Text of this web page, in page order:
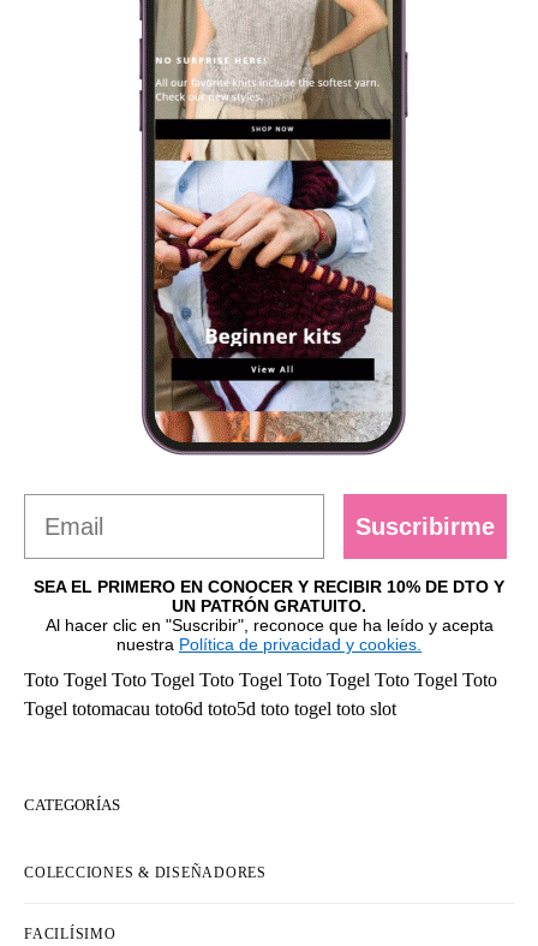
Suscribirme
SEA EL PRIMERO EN CONOCER Y RECIBIR 10% DE DTO Y
UN PATRÓN GRATUITO.
Al hacer clic en "Suscribir", reconoce que ha leído y acepta
nuestra Política de privacidad y cookies.
Toto Togel Toto Togel Toto Togel Toto Togel Toto Togel Toto
Togel totomacau toto6d toto5d toto togel toto slot
CATEGORÍAS
COLECCIONES & DISEÑADORES
FACILÍSIMO